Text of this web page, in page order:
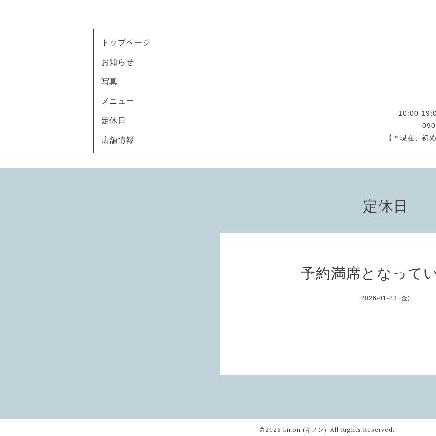
10:00-
【＊現在、初
トップページ
お知らせ
写真
メニュー
定休日
店舗情報
定休日
予約満席となって
2026-01-23 (金)
©2026 kinon (キノン) . All Rights Reserved.